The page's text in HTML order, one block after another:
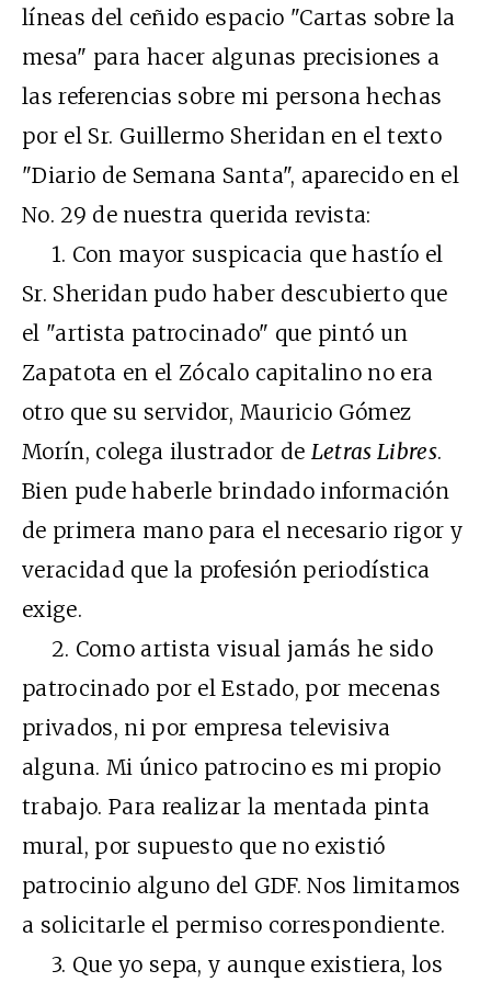
líneas del ceñido espacio "Cartas sobre la
mesa" para hacer algunas precisiones a
las referencias sobre mi persona hechas
por el Sr. Guillermo Sheridan en el texto
"Diario de Semana Santa", aparecido en el
No. 29 de nuestra querida revista:
1. Con mayor suspicacia que hastío el
Sr. Sheridan pudo haber descubierto que
el "artista patrocinado" que pintó un
Zapatota en el Zócalo capitalino no era
otro que su servidor, Mauricio Gómez
Morín, colega ilustrador de Letras Libres.
Bien pude haberle brindado información
de primera mano para el necesario rigor y
veracidad que la profesión periodística
exige.
2. Como artista visual jamás he sido
patrocinado por el Estado, por mecenas
privados, ni por empresa televisiva
alguna. Mi único patrocino es mi propio
trabajo. Para realizar la mentada pinta
mural, por supuesto que no existió
patrocinio alguno del GDF. Nos limitamos
a solicitarle el permiso correspondiente.
3. Que yo sepa, y aunque existiera, los